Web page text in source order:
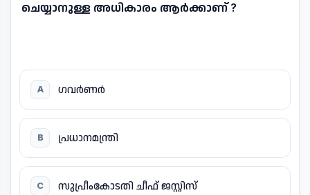
ചെയ്യാനുള്ള അധികാരം ആർക്കാണ് ?
A ഗവർണർ
B പ്രധാനമന്ത്രി
C സുപ്രീംകോടതി ചീഫ് ജസ്റ്റിസ്